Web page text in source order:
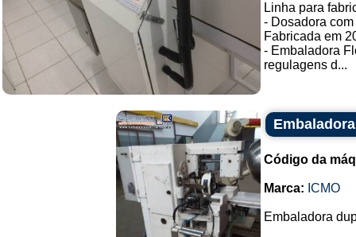
Linha para
- Dosadora
Fabricada em
- Embaladora
regulagens d...
Código da
Marca: ICMO
Embaladora